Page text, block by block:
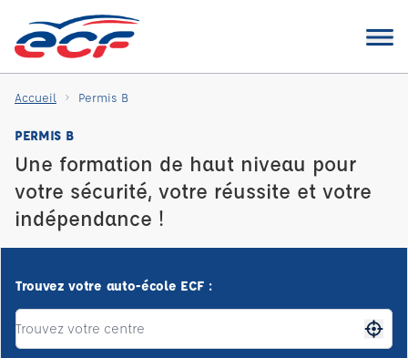
Accueil Permis B
PERMIS B
Une formation de haut niveau pour
votre sécurité, votre réussite et votre
indépendance !
Trouvez votre auto-école ECF :
Me